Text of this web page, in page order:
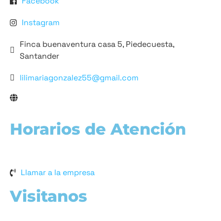
Instagram
Finca buenaventura casa 5, Piedecuesta,
Santander
lilimariagonzalez55@gmail.com
Horarios de Atención
Llamar a la empresa
Visitanos